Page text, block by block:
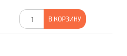
В КОРЗИНУ